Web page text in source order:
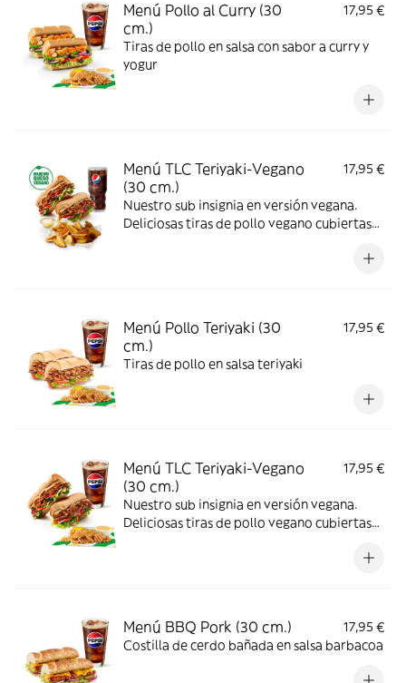
Menú Pollo al Curry (30
cm.)
17,95 €
Tiras de pollo en salsa con sabor a curry y
yogur
Menú TLC Teriyaki-Vegano
(30 cm.)
17,95 €
Nuestro sub insignia en versión vegana.
Deliciosas tiras de pollo vegano cubiertas
combinadas con los vegetales que más te
Menú Pollo Teriyaki (30
cm.)
17,95 €
Tiras de pollo en salsa teriyaki
Menú TLC Teriyaki-Vegano
(30 cm.)
17,95 €
Nuestro sub insignia en versión vegana.
Deliciosas tiras de pollo vegano cubiertas
combinadas con los vegetales que más te
Menú BBQ Pork (30 cm.)
17,95 €
Costilla de cerdo bañada en salsa barbacoa